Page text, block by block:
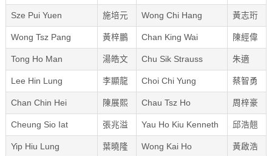
Sze Pui Yuen 施培元 Wong Chi Hang 黃志珩
Wong Tsz Pang 黃梓鵬 Chan King Wai 陳經偉
Tong Ho Man 湯皓文 Chu Sik Strauss 朱適
Lee Hin Lung 李顯龍 Choi Chi Yung 蔡智勇
Chan Chin Hei 陳展熙 Chau Tsz Ho 周梓豪
Cheung Sio Iat 張兆溢 Yau Ho Kiu Kenneth 邱浩翹
Yip Hiu Lung 葉曉隆 Wong Kai Ho 黃啟浩